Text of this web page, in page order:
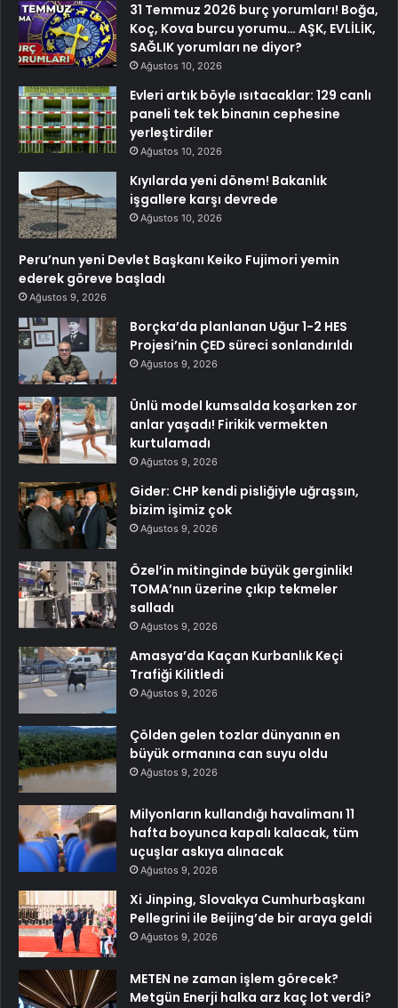
31 Temmuz 2026 burç yorumları! Boğa,
Koç, Kova burcu yorumu… AŞK, EVLİLİK,
SAĞLIK yorumları ne diyor?
Ağustos 10, 2026
Evleri artık böyle ısıtacaklar: 129 canlı
paneli tek tek binanın cephesine
yerleştirdiler
Ağustos 10, 2026
Kıyılarda yeni dönem! Bakanlık
işgallere karşı devrede
Ağustos 10, 2026
Peru’nun yeni Devlet Başkanı Keiko Fujimori yemin
ederek göreve başladı
Ağustos 9, 2026
Borçka’da planlanan Uğur 1-2 HES
Projesi’nin ÇED süreci sonlandırıldı
Ağustos 9, 2026
Ünlü model kumsalda koşarken zor
anlar yaşadı! Firikik vermekten
kurtulamadı
Ağustos 9, 2026
Gider: CHP kendi pisliğiyle uğraşsın,
bizim işimiz çok
Ağustos 9, 2026
Özel’in mitinginde büyük gerginlik!
TOMA’nın üzerine çıkıp tekmeler
salladı
Ağustos 9, 2026
Amasya’da Kaçan Kurbanlık Keçi
Trafiği Kilitledi
Ağustos 9, 2026
Çölden gelen tozlar dünyanın en
büyük ormanına can suyu oldu
Ağustos 9, 2026
Milyonların kullandığı havalimanı 11
hafta boyunca kapalı kalacak, tüm
uçuşlar askıya alınacak
Ağustos 9, 2026
Xi Jinping, Slovakya Cumhurbaşkanı
Pellegrini ile Beijing’de bir araya geldi
Ağustos 9, 2026
METEN ne zaman işlem görecek?
Metgün Enerji halka arz kaç lot verdi?